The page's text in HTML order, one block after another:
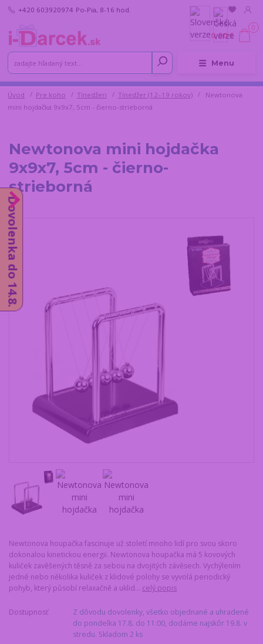
Menu
+420 603920974 Po-Pia, 8-16 hod.
0
0,00 €
Úvod Pre koho Tínedžeri Tínedžer (12–19 rokov)
Newtonova
mini hojdačka 9x9x7, 5cm - čierno-strieborná
Newtonova mini hojdačka
9x9x7, 5cm - čierno-
strieborná
Newtonova houpačka fascinuje už století mnoho lidí pro svou skoro
dokonalou kinetickou energii. Newtonova houpačka má 5 kovových
kuliček zavěšených těsně za sebou na dvojitých závěsech. Vychýlením
jedné nebo několika kuliček z klidové polohy se vyvolá periodický
pohyb, který působí relaxačně a uklid... celý popis
Dostupnosť
Z dôvodu dovolenky, všetko objednané a uhradené
do pondelka 17.8. do 11:00, dodáme najskôr 19.8. v
stredu. Skladom 2 ks
Dovolenka do 14.8.